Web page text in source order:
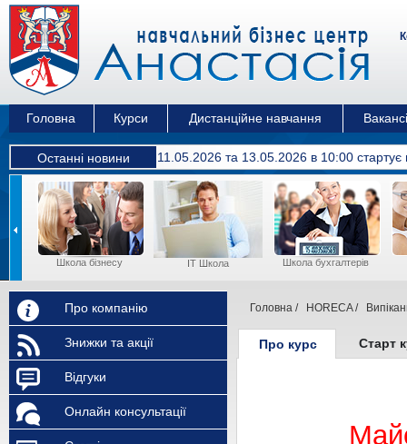
Головна Курси Дистанційне навчання
Останні новини 11.05.2026 та 13.05.2026 в 10:00
Школа бізнесу IT Школа Школа бухгалтерів
Про компанію
Знижки та акції
Відгуки
Онлайн консультації
Головна / HORECA /
Про курс Старт